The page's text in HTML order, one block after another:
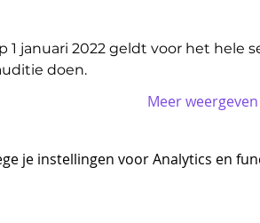
1 januari 2022 geldt voor het hele
doen.
Meer weergeven
je instellingen voor Analytics en